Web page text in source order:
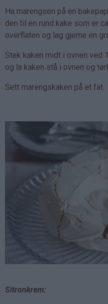
Ha marengsen på en
den til en rund kake som er
overflaten og lag gjerne en
Stek kaken midt i ovnen ved
og la kaken stå i ovnen og
Sett marengskaken på et fat.
Sitronkrem: